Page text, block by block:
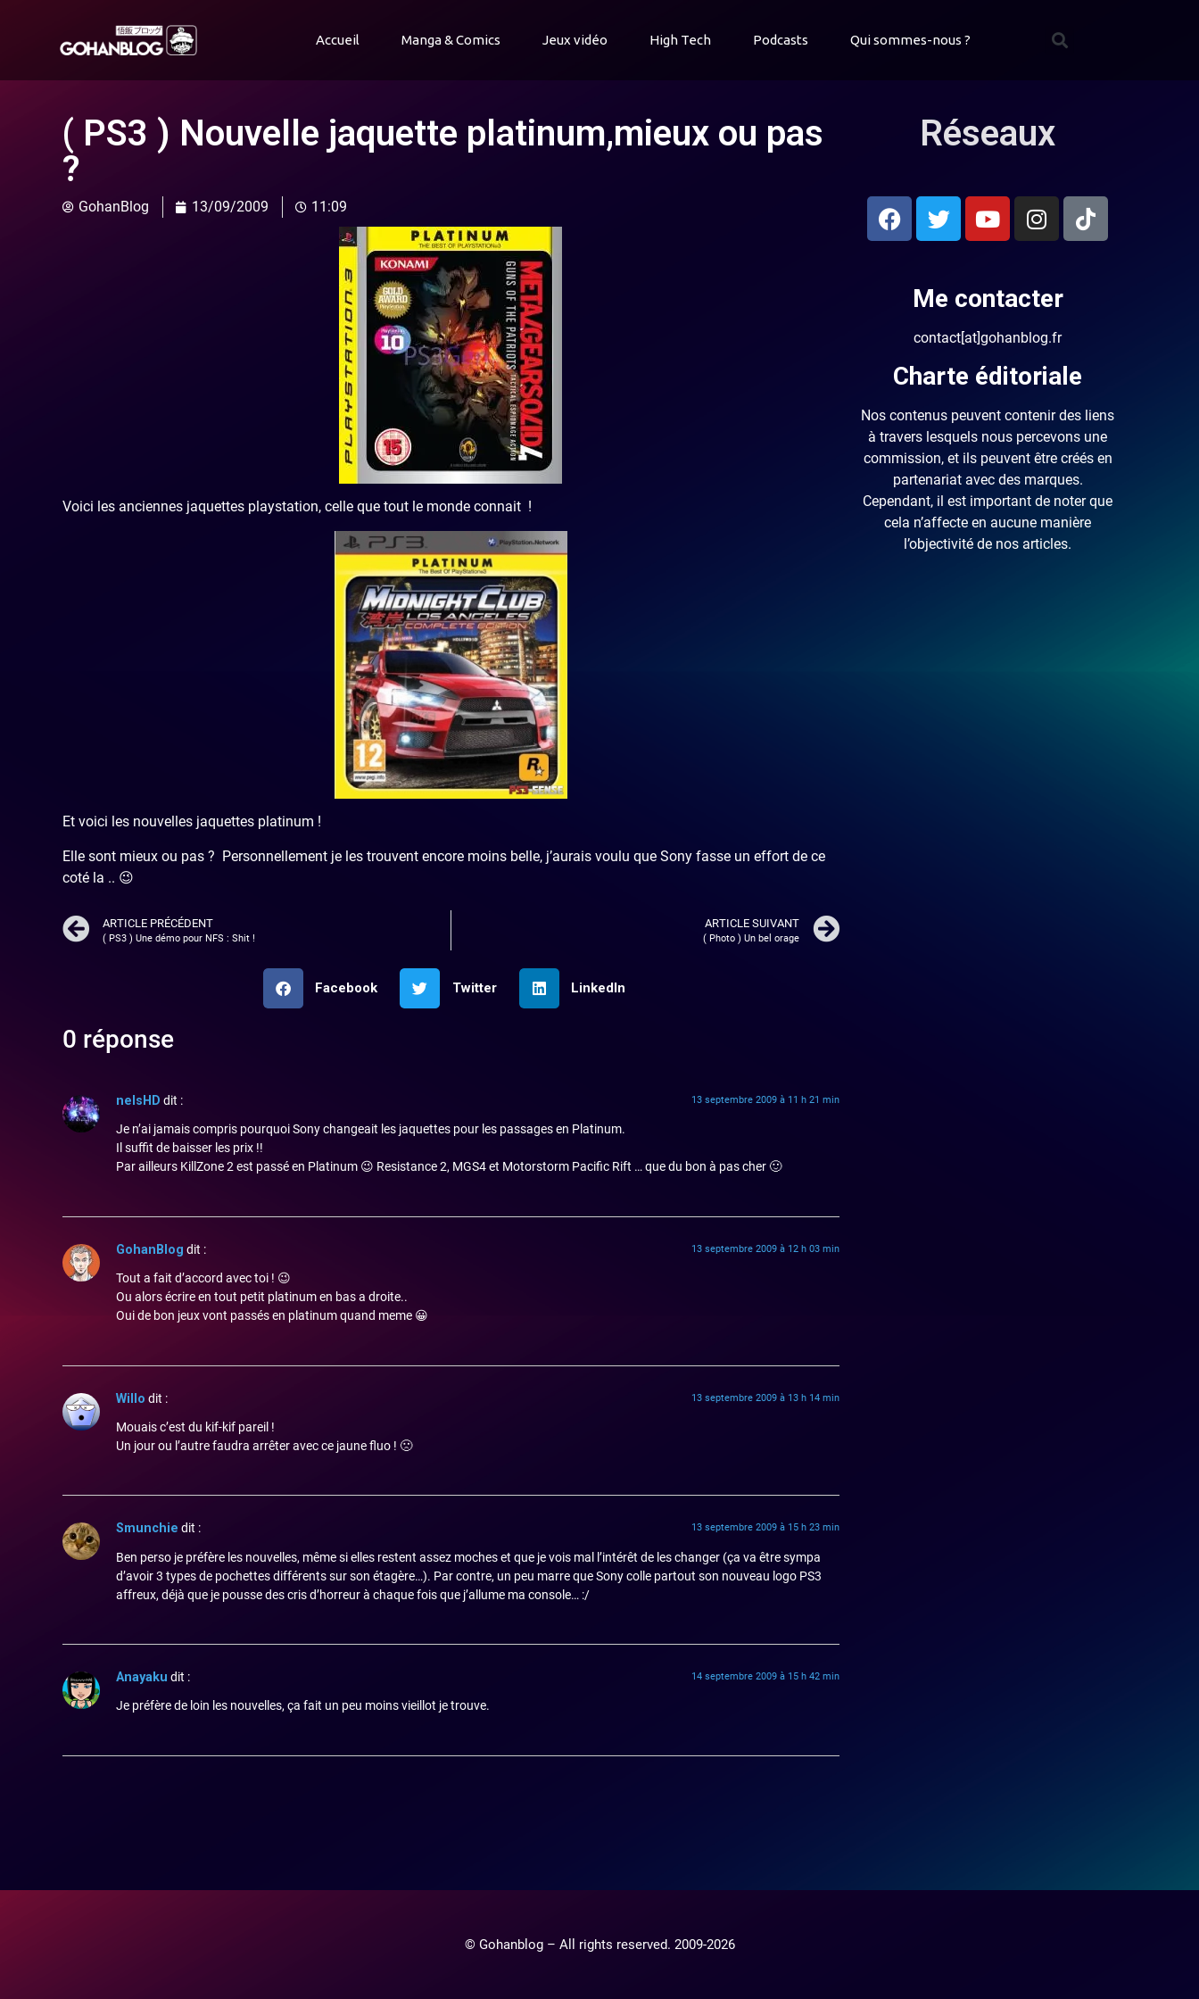
Accueil Manga & Comics Jeux vidéo High Tech Podcasts Qui sommes-nous ?
( PS3 ) Nouvelle jaquette platinum,mieux ou pas
?
GohanBlog 13/09/2009 11:09
Voici les anciennes jaquettes playstation, celle que tout le monde connait !
Et voici les nouvelles jaquettes platinum !
Elle sont mieux ou pas ? Personnellement je les trouvent encore moins belle, j’aurais voulu que Sony fasse un effort de ce
coté la .. 😉
ARTICLE PRÉCÉDENT
( PS3 ) Une démo pour NFS : Shit !
ARTICLE SUIVANT
( Photo ) Un bel orage
Facebook Twitter LinkedIn
0 réponse
nelsHD dit : 13 septembre 2009 à 11 h 21 min
Je n’ai jamais compris pourquoi Sony changeait les jaquettes pour les passages en Platinum.
Il suffit de baisser les prix !!
Par ailleurs KillZone 2 est passé en Platinum 😉 Resistance 2, MGS4 et Motorstorm Pacific Rift … que du bon à pas cher 🙂
GohanBlog dit : 13 septembre 2009 à 12 h 03 min
Tout a fait d’accord avec toi ! 😉
Ou alors écrire en tout petit platinum en bas a droite..
Oui de bon jeux vont passés en platinum quand meme 😀
Willo dit : 13 septembre 2009 à 13 h 14 min
Mouais c’est du kif-kif pareil !
Un jour ou l’autre faudra arrêter avec ce jaune fluo ! 🙁
Smunchie dit : 13 septembre 2009 à 15 h 23 min
Ben perso je préfère les nouvelles, même si elles restent assez moches et que je vois mal l’intérêt de les changer (ça va être sympa
d’avoir 3 types de pochettes différents sur son étagère…). Par contre, un peu marre que Sony colle partout son nouveau logo PS3
affreux, déjà que je pousse des cris d’horreur à chaque fois que j’allume ma console… :/
Anayaku dit : 14 septembre 2009 à 15 h 42 min
Je préfère de loin les nouvelles, ça fait un peu moins vieillot je trouve.
Réseaux
Me contacter
contact[at]gohanblog.fr
Charte éditoriale
Nos contenus peuvent contenir des liens
à travers lesquels nous percevons une
commission, et ils peuvent être créés en
partenariat avec des marques.
Cependant, il est important de noter que
cela n’affecte en aucune manière
l’objectivité de nos articles.
© Gohanblog – All rights reserved. 2009-2026